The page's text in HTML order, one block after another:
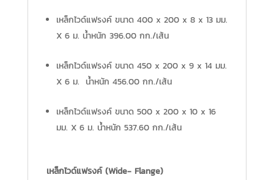
เหล็กไวด์แฟรงค์ ขนาด 400 x 200 x 8 x 13 มม.
X 6 ม. น้ำหนัก 396.00 กก./เส้น
เหล็กไวด์แฟรงค์ ขนาด 450 x 200 x 9 x 14 มม.
X 6 ม. น้ำหนัก 456.00 กก./เส้น
เหล็กไวด์แฟรงค์ ขนาด 500 x 200 x 10 x 16
มม. X 6 ม. น้ำหนัก 537.60 กก./เส้น
เหล็กไวด์แฟรงค์ (Wide- Flange)